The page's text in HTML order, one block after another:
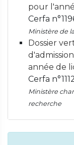
pour
Cerfa
Ministère de
Dossier
année de
Cerfa
Ministère
recherche